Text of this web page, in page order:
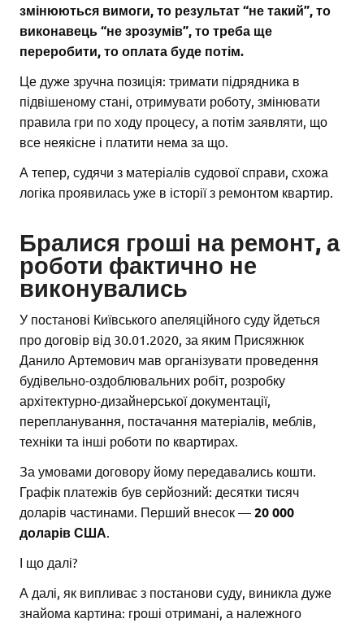
змінюються вимоги, то результат “не такий”, то
виконавець “не зрозумів”, то треба ще
переробити, то оплата буде потім.
Це дуже зручна позиція: тримати підрядника в
підвішеному стані, отримувати роботу, змінювати
правила гри по ходу процесу, а потім заявляти, що
все неякісне і платити нема за що.
А тепер, судячи з матеріалів судової справи, схожа
логіка проявилась уже в історії з ремонтом квартир.
Бралися гроші на ремонт, а
роботи фактично не
виконувались
У постанові Київського апеляційного суду йдеться
про договір від 30.01.2020, за яким Присяжнюк
Данило Артемович мав організувати проведення
будівельно-оздоблювальних робіт, розробку
архітектурно-дизайнерської документації,
перепланування, постачання матеріалів, меблів,
техніки та інші роботи по квартирах.
За умовами договору йому передавались кошти.
Графік платежів був серйозний: десятки тисяч
доларів частинами. Перший внесок — 20 000
доларів США
І що далі?
А далі, як випливає з постанови суду, виникла дуже
знайома картина: гроші отримані, а належного